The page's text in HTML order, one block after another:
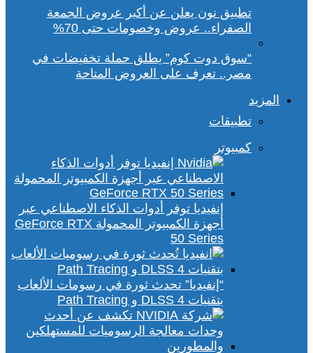
تطبيق نون يعلن عن أكبر عروض الجمعة
الصفراء.. عروض وخصومات حتى 70%
“سوق دوت كوم” يطلق حملة تخفيضات في
مصر.. تعرف على العروض المتاحة
المزيد
تطبيقات
كمبيوتر
إنفيديا توفر أدوات الذكاء الاصطناعي عبر
أجهزة الكمبيوتر المحمولة GeForce RTX
50 Series
“إنفيديا” تحدث ثورة في رسومات الألعاب
بتقنيات DLSS 4 و Path Tracing